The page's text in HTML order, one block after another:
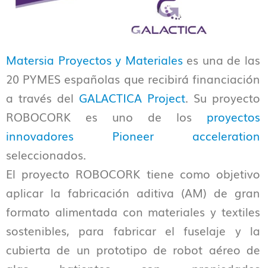
Matersia Proyectos y Materialeses una de las
20 PYMES españolas que recibirá financiación
a través del GALACTICA Project. Su proyecto
ROBOCORK es uno de los proyectos
innovadores Pioneer acceleration
seleccionados.
El proyecto ROBOCORK tiene como objetivo
aplicar la fabricación aditiva (AM) de gran
formato alimentada con materiales y textiles
sostenibles, para fabricar el fuselaje y la
cubierta de un prototipo de robot aéreo de